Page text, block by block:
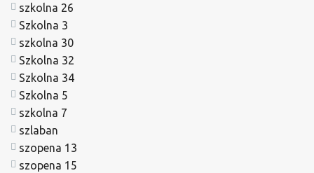
szkolna 26
Szkolna 3
szkolna 30
Szkolna 32
Szkolna 34
Szkolna 5
szkolna 7
szlaban
szopena 13
szopena 15